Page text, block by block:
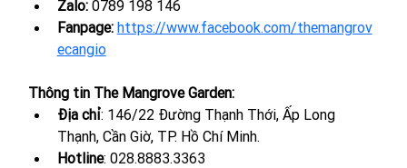
Zalo: 0789 198 146
Fanpage: https://www.facebook.com/themangrov
ecangio
Thông tin The Mangrove Garden:
Địa chỉ: 146/22 Đường Thạnh Thới, Ấp Long
Thạnh, Cần Giờ, TP. Hồ Chí Minh.
Hotline: 028.8883.3363